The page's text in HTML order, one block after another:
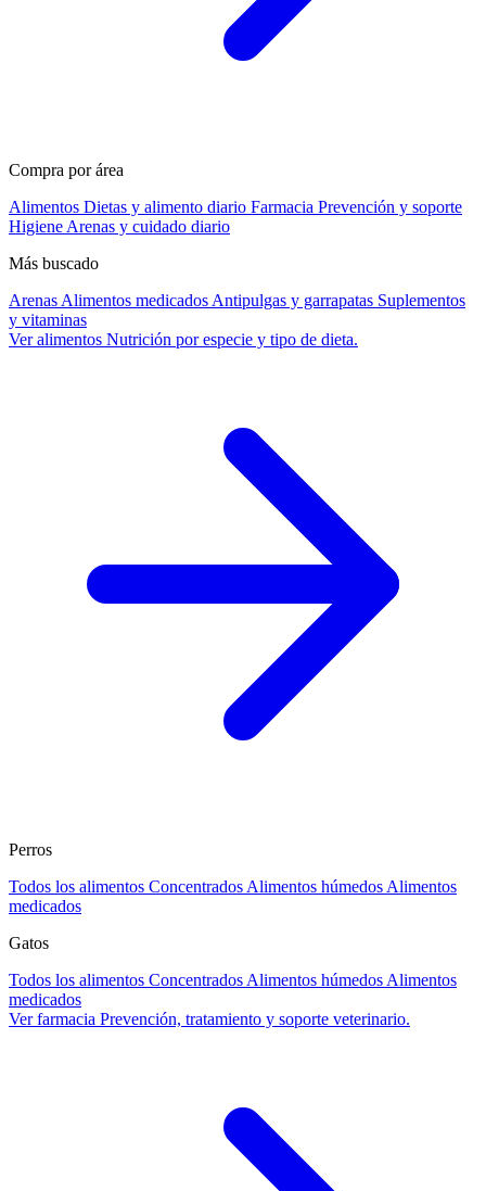
Compra por área
Alimentos Dietas y alimento diario Farmacia Prevención y soporte
Higiene Arenas y cuidado diario
Más buscado
Arenas Alimentos medicados Antipulgas y garrapatas Suplementos
y vitaminas
Ver alimentos Nutrición por especie y tipo de dieta.
Perros
Todos los alimentos Concentrados Alimentos húmedos Alimentos
medicados
Gatos
Todos los alimentos Concentrados Alimentos húmedos Alimentos
medicados
Ver farmacia Prevención, tratamiento y soporte veterinario.